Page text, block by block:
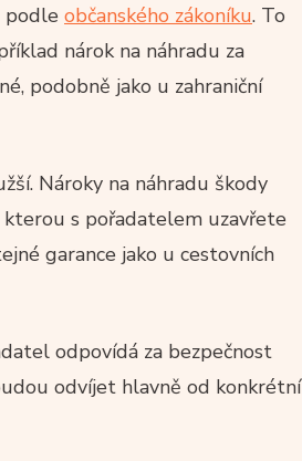
podle občanského zákoníku. To
nárok na náhradu za
podobně jako u zahraniční
Nároky na náhradu škody
s pořadatelem uzavřete
garance jako u cestovních
odpovídá za bezpečnost
odvíjet hlavně od konkrétní